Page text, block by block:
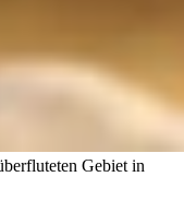
Gebiet in